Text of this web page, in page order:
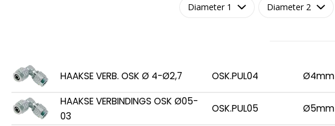
Diameter 1 Diameter 2
HAAKSE VERB. OSK Ø 4-Ø2,7 OSK.PUL04 Ø4mm
HAAKSE VERBINDINGS OSK Ø05-
03
OSK.PUL05 Ø5mm